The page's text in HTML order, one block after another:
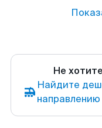
Не
Найдите